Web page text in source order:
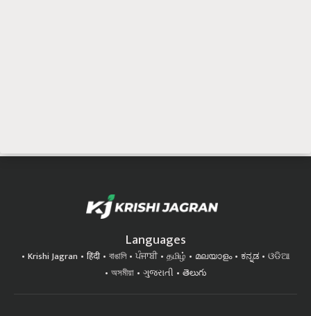
Languages
Krishi Jagran हिंदी বাঙালি ਪੰਜਾਬੀ தமிழ் മലയാളം ಕನ್ನಡ
ଓଡିଆ
অসমীয়া
ગુજરાતી తెలుగు